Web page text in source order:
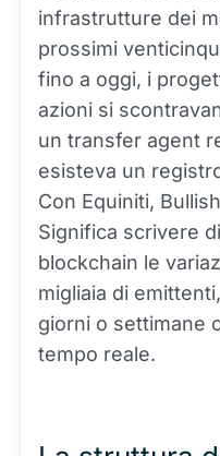
infrastrutture dei
prossimi
fino a oggi, i
azioni si
un transfer agent
esisteva un
Con Equiniti,
Significa scrivere
blockchain le
migliaia di
giorni o settimane
tempo reale.